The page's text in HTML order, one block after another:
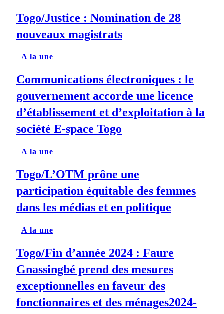
Togo/Justice : Nomination de 28
nouveaux magistrats
A la une
Communications électroniques : le
gouvernement accorde une licence
d’établissement et d’exploitation à la
société E-space Togo
A la une
Togo/L’OTM prône une
participation équitable des femmes
dans les médias et en politique
A la une
Togo/Fin d’année 2024 : Faure
Gnassingbé prend des mesures
exceptionnelles en faveur des
fonctionnaires et des ménages2024-